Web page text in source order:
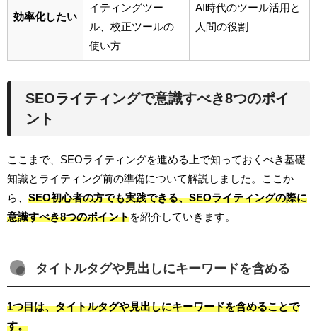
効率化したい
イティングツー
ル、校正ツールの
使い方
AI時代のツール活用と
人間の役割
SEOライティングで意識すべき8つのポイ
ント
ここまで、SEOライティングを進める上で知っておくべき基礎
知識とライティング前の準備について解説しました。ここか
ら、 SEO初心者の方でも実践できる、SEOライティングの際に
意識すべき8つのポイントを紹介していきます。
タイトルタグや見出しにキーワードを含める
1つ目は、タイトルタグや見出しにキーワードを含めることで
す。